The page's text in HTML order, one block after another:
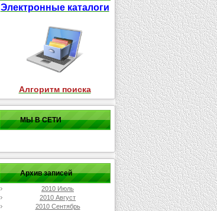
Электронные каталоги
Алгоритм поиска
МЫ В СЕТИ
Архив записей
2010 Июль
2010 Август
2010 Сентябрь